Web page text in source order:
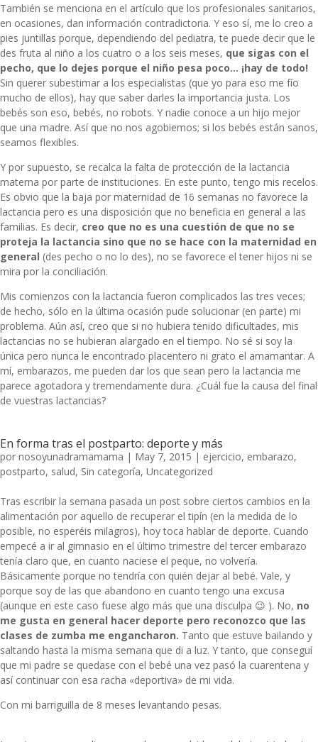
También se menciona en el artículo que los profesionales sanitarios,
en ocasiones, dan información contradictoria. Y eso sí, me lo creo a
pies juntillas porque, dependiendo del pediatra, te puede decir que le
des fruta al niño a los cuatro o a los seis meses, que sigas con el
pecho, que lo dejes porque el niño pesa poco… ¡hay de todo!
Sin querer subestimar a los especialistas (que yo para eso me fío
mucho de ellos), hay que saber darles la importancia justa. Los
bebés son eso, bebés, no robots. Y nadie conoce a un hijo mejor
que una madre. Así que no nos agobiemos; si los bebés están sanos,
seamos flexibles.
Y por supuesto, se recalca la falta de protección de la lactancia
materna por parte de instituciones. En este punto, tengo mis recelos.
Es obvio que la baja por maternidad de 16 semanas no favorece la
lactancia pero es una disposición que no beneficia en general a las
familias. Es decir, creo que no es una cuestión de que no se
proteja la lactancia sino que no se hace con la maternidad en
general (des pecho o no lo des), no se favorece el tener hijos ni se
mira por la conciliación.
Mis comienzos con la lactancia fueron complicados las tres veces;
de hecho, sólo en la última ocasión pude solucionar (en parte) mi
problema. Aún así, creo que si no hubiera tenido dificultades, mis
lactancias no se hubieran alargado en el tiempo. No sé si soy la
única pero nunca le encontrado placentero ni grato el amamantar. A
mí, embarazos, me pueden dar los que sean pero la lactancia me
parece agotadora y tremendamente dura. ¿Cuál fue la causa del final
de vuestras lactancias?
En forma tras el postparto: deporte y más
por nosoyunadramamama | May 7, 2015 | ejercicio, embarazo,
postparto, salud, Sin categoría, Uncategorized
Tras escribir la semana pasada un post sobre ciertos cambios en la
alimentación por aquello de recuperar el tipín (en la medida de lo
posible, no esperéis milagros), hoy toca hablar de deporte. Cuando
empecé a ir al gimnasio en el último trimestre del tercer embarazo
tenía claro que, en cuanto naciese el peque, no volvería.
Básicamente porque no tendría con quién dejar al bebé. Vale, y
porque soy de las que abandono en cuanto tengo una excusa
(aunque en este caso fuese algo más que una disculpa 😉 ). No, no
me gusta en general hacer deporte pero reconozco que las
clases de zumba me engancharon. Tanto que estuve bailando y
saltando hasta la misma semana que di a luz. Y tanto, que conseguí
que mi padre se quedase con el bebé una vez pasó la cuarentena y
así continuar con esa racha «deportiva» de mi vida.
Con mi barriguilla de 8 meses levantando pesas.